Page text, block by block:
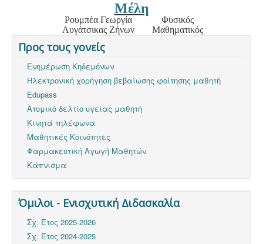
Μέλη
Ρουμπέα Γεωργία
Φυσικός
Λυγάτσικας Ζήνων
Μαθηματικός
Προς τους γονείς
Ενημέρωση Κηδεμόνων
Ηλεκτρονική χορήγηση βεβαίωσης φοίτησης μαθητή
Edupass
Ατομικό δελτίο υγείας μαθητή
Κινητά τηλέφωνα
Μαθητικές Κοινότητες
Φαρμακευτική Αγωγή Μαθητών
Κάπνισμα
Όμιλοι - Ενισχυτική Διδασκαλία
Σχ. Έτος 2025-2026
Σχ. Έτος 2024-2025